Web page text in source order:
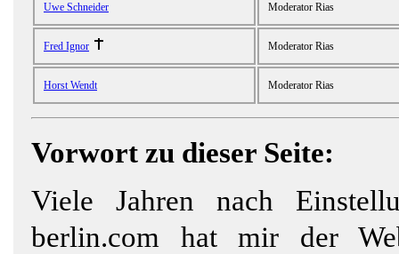
Uwe Schneider Moderator Rias
Fred Ignor Moderator Rias
Horst Wendt Moderator Rias
Vorwort zu dieser Seite:
Viele Jahren nach
berlin.com hat mir der